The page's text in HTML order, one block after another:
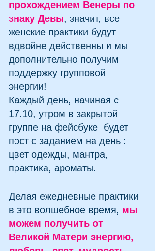
прохождением Венеры по
знаку Девы, значит, все
женские практики будут
вдвойне действенны и мы
дополнительно получим
поддержку групповой
энергии!
Каждый день, начиная с
17.10, утром в закрытой
группе на фейсбуке  будет
пост с заданием на день :
цвет одежды, мантра,
практика, ароматы.
Делая ежедневные практики
в это волшебное время, мы
можем получить от
Великой Матери энергию,